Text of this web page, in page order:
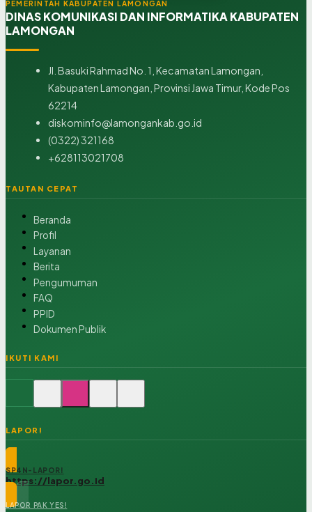
PEMERINTAH KABUPATEN LAMONGAN
DINAS KOMUNIKASI DAN INFORMATIKA KABUPATEN
LAMONGAN
Jl. Basuki Rahmad No. 1, Kecamatan Lamongan,
Kabupaten Lamongan, Provinsi Jawa Timur, Kode Pos
62214
diskominfo@lamongankab.go.id
(0322) 321168
+628113021708
TAUTAN CEPAT
Beranda
Profil
Layanan
Berita
Pengumuman
FAQ
PPID
Dokumen Publik
IKUTI KAMI
LAPOR!
SP4N-LAPOR!
https://lapor.go.id
LAPOR PAK YES!